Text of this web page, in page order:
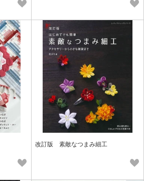
改訂版 素敵なつまみ細工